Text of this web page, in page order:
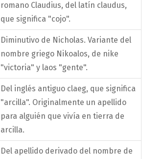
romano Claudius, del latín claudus,
que significa "cojo".
Diminutivo de Nicholas. Variante del
nombre griego Nikoalos, de nike
"victoria" y laos "gente".
Del inglés antiguo claeg, que significa
"arcilla". Originalmente un apellido
para alguién que vivía en tierra de
arcilla.
Del apellido derivado del nombre de